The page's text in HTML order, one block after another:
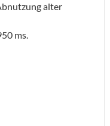
alter
ms.